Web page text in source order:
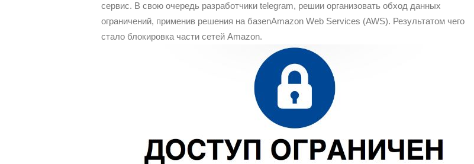
сервис. В свою очередь разработчики telegram, решии организовать обход данных
ограничений, применив решения на базеnAmazon Web Services (AWS). Результатом чего
стало блокировка части сетей Amazon.